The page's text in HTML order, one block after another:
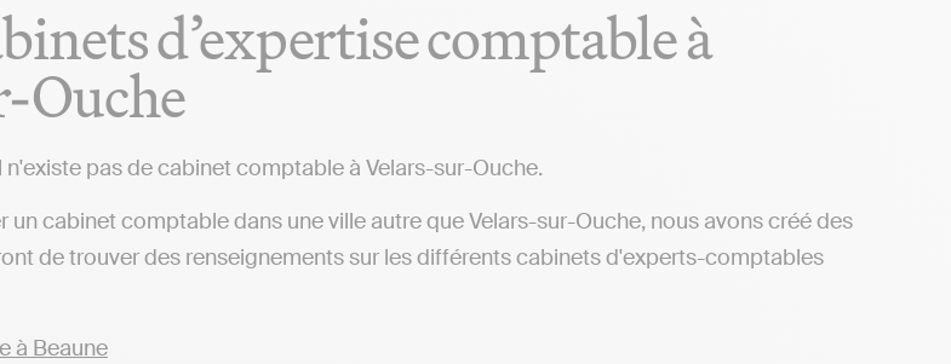
d’expertise comptable à
Ouche
pas de cabinet comptable à Velars-sur-Ouche.
un cabinet comptable dans une ville autre que Velars-sur-Ouche, nous avons créé des
de trouver des renseignements sur les différents cabinets d'experts-comptables
à Beaune